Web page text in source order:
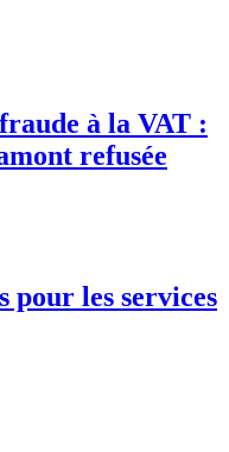
à la VAT :
refusée
pour les services